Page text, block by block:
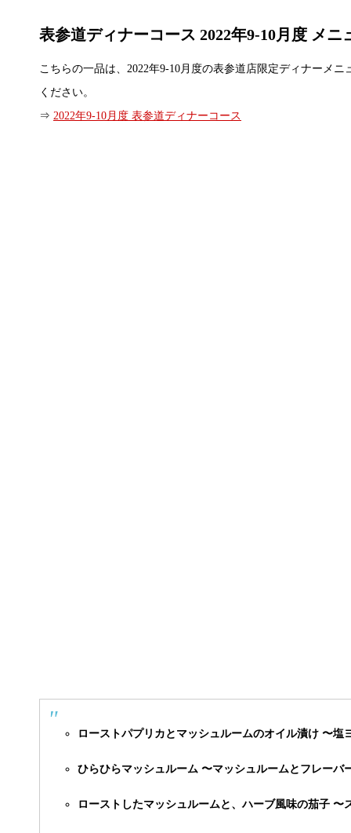
表参道ディナーコース 2022年9-10月度 メニ
こちらの一品は、2022年9-10月度の表参道店限定ディナーメ
ください。
⇒ 2022年9-10月度 表参道ディナーコース
ローストパプリカとマッシュルームのオイル漬け 〜塩
ひらひらマッシュルーム 〜マッシュルームとフレーバ
ローストしたマッシュルームと、ハーブ風味の茄子 〜